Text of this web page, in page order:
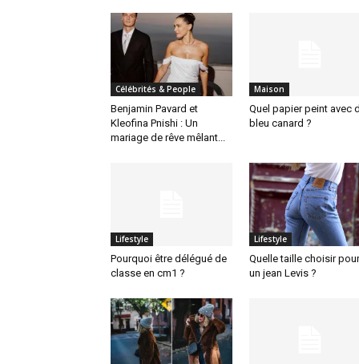
Célébrités & People
Benjamin Pavard et
Kleofina Pnishi : Un
mariage de rêve mêlant...
Maison
Quel papier peint avec
bleu canard ?
Lifestyle
Pourquoi être délégué de
classe en cm1 ?
Lifestyle
Quelle taille choisir pour
un jean Levis ?